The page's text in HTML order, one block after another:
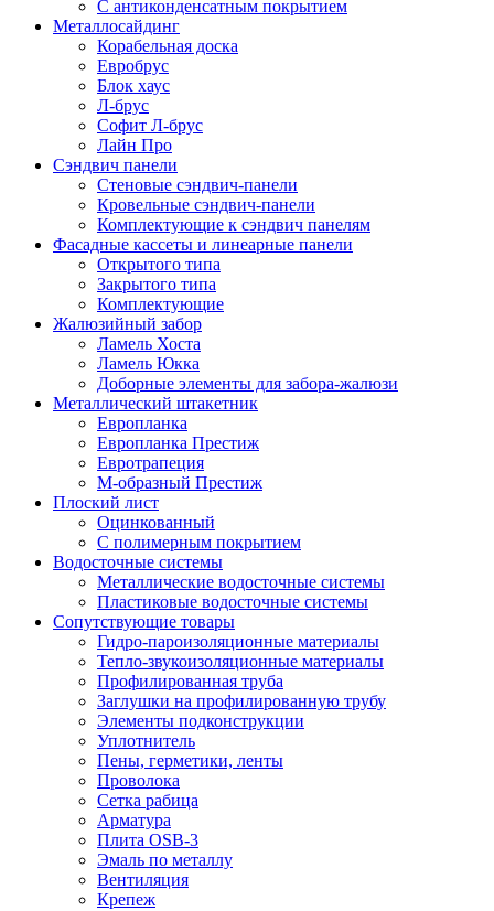
С антиконденсатным покрытием
Металлосайдинг
Корабельная доска
Евробрус
Блок хаус
Л-брус
Софит Л-брус
Лайн Про
Сэндвич панели
Стеновые сэндвич-панели
Кровельные сэндвич-панели
Комплектующие к сэндвич панелям
Фасадные кассеты и линеарные панели
Открытого типа
Закрытого типа
Комплектующие
Жалюзийный забор
Ламель Хоста
Ламель Юкка
Доборные элементы для забора-жалюзи
Металлический штакетник
Европланка
Европланка Престиж
Евротрапеция
М-образный Престиж
Плоский лист
Оцинкованный
С полимерным покрытием
Водосточные системы
Металлические водосточные системы
Пластиковые водосточные системы
Сопутствующие товары
Гидро-пароизоляционные материалы
Тепло-звукоизоляционные материалы
Профилированная труба
Заглушки на профилированную трубу
Элементы подконструкции
Уплотнитель
Пены, герметики, ленты
Проволока
Сетка рабица
Арматура
Плита OSB-3
Эмаль по металлу
Вентиляция
Крепеж